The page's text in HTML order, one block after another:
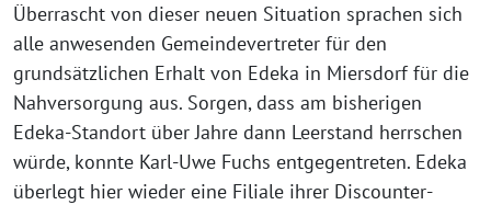
Überrascht von dieser neuen Situation sprachen sich
alle anwesenden Gemeindevertreter für den
grundsätzlichen Erhalt von Edeka in Miersdorf für die
Nahversorgung aus. Sorgen, dass am bisherigen
Edeka-Standort über Jahre dann Leerstand herrschen
würde, konnte Karl-Uwe Fuchs entgegentreten. Edeka
überlegt hier wieder eine Filiale ihrer Discounter-